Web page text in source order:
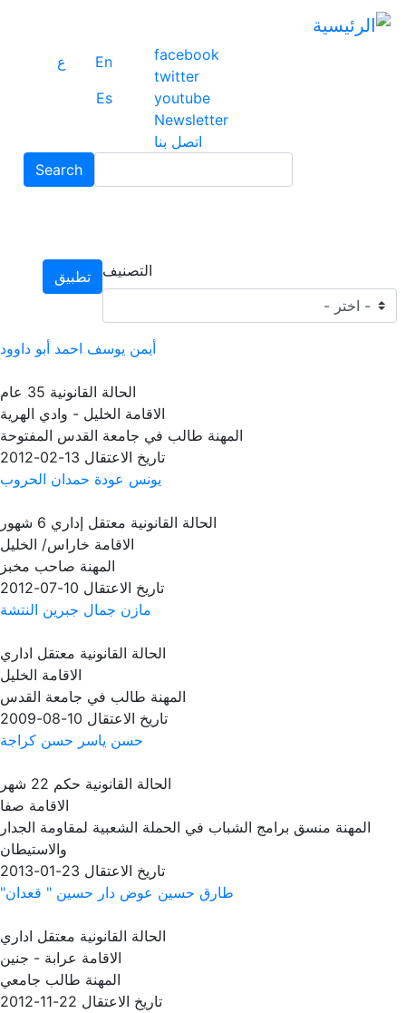
facebook
twitter
youtube
Newsletter
اتصل بنا
Search
Search
التصنيف تطبيق
أيمن يوسف احمد أبو داوود
الحالة القانونية 35 عام
الاقامة الخليل - وادي الهرية
المهنة طالب في جامعة القدس المفتوحة
تاريخ الاعتقال 13-02-2012
يونس عودة حمدان الحروب
الحالة القانونية معتقل إداري 6 شهور
الاقامة خاراس/ الخليل
المهنة صاحب مخبز
تاريخ الاعتقال 10-07-2012
مازن جمال جبرين النتشة
الحالة القانونية معتقل اداري
الاقامة الخليل
المهنة طالب في جامعة القدس
تاريخ الاعتقال 10-08-2009
حسن ياسر حسن كراجة
الحالة القانونية حكم 22 شهر
الاقامة صفا
المهنة منسق برامج الشباب في الحملة الشعبية لمقاومة الجدار
والاستيطان
تاريخ الاعتقال 23-01-2013
طارق حسين عوض دار حسين " قعدان"
الحالة القانونية معتقل اداري
الاقامة عرابة - جنين
المهنة طالب جامعي
تاريخ الاعتقال 22-11-2012